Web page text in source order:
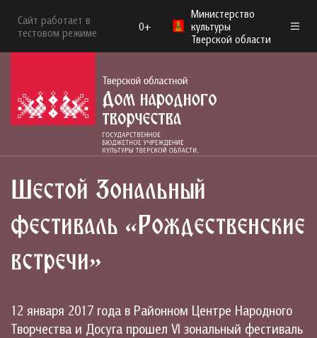
Сайт работает в
тестовом режиме
0+
Министерство
культуры
Тверской области
Шестой Зональный
фестиваль «Рождественские
встречи»
12 января 2017 года в Районном Центре Народного
Творчества и Досуга прошел VI зональный фестиваль